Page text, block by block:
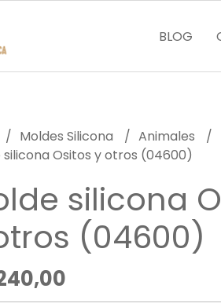
BLOG
Moldes Silicona
Animales
silicona Ositos y otros (04600)
silicona
(04600)